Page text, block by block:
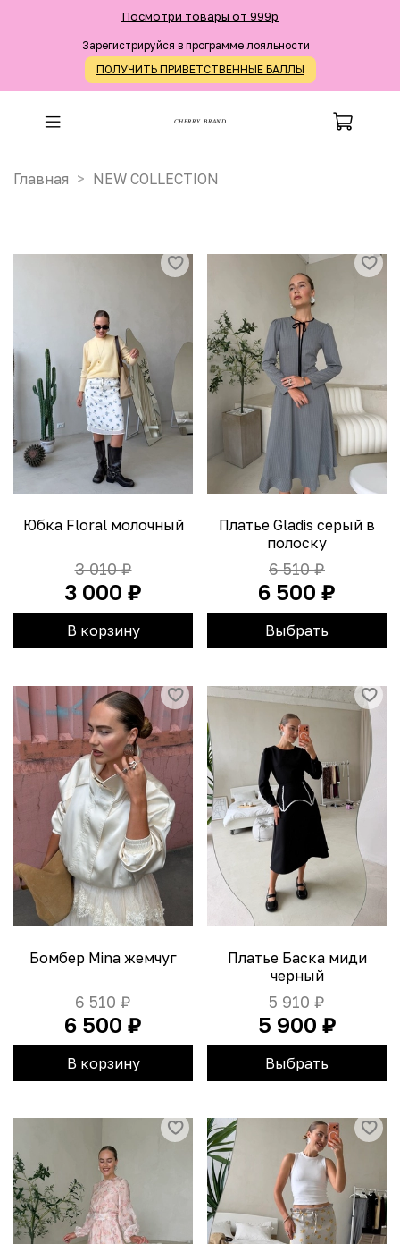
Посмотри товары от 999р
Зарегистрируйся в программе лояльности
ПОЛУЧИТЬ ПРИВЕТСТВЕННЫЕ БАЛЛЫ
CHERRY BRAND
Главная NEW COLLECTION
Юбка Floral молочный
3 010 ₽
3 000 ₽
В корзину
Платье Gladis серый в
полоску
6 510 ₽
6 500 ₽
Выбрать
Бомбер Mina жемчуг
6 510 ₽
6 500 ₽
В корзину
Платье Баска миди
черный
5 910 ₽
5 900 ₽
Выбрать